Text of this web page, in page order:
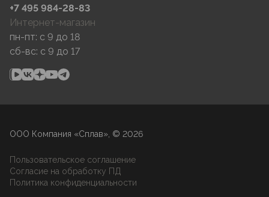
+7 495 984-28-83
Интернет-магазин
пн-пт: c 9 до 18
сб-вс: c 9 до 17
ООО Компания «Сплав», © 2026
Пользовательское соглашение
Согласие на обработку ПД
Политика конфиденциальности